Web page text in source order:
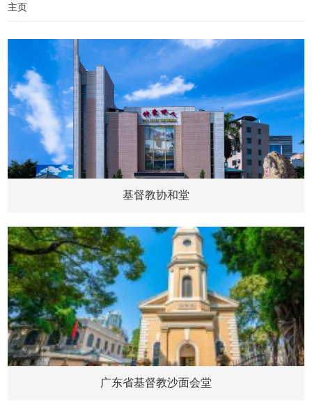
主页
基督教协和堂
广东省基督教沙面会堂